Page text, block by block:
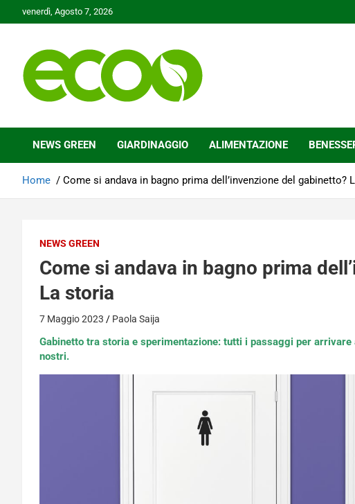
to
venerdì, Agosto 7, 2026
Ecoo.it
NEWS GREEN GIARDINAGGIO ALIMENTAZIONE
Home Come si andava in bagno prima dell’invenzione del gabinetto?
NEWS GREEN
Come si andava in bagno prima
La storia
7 Maggio 2023 Paola Saija
Gabinetto tra storia e sperimentazione: tutti i passaggi per arrivare
nostri.